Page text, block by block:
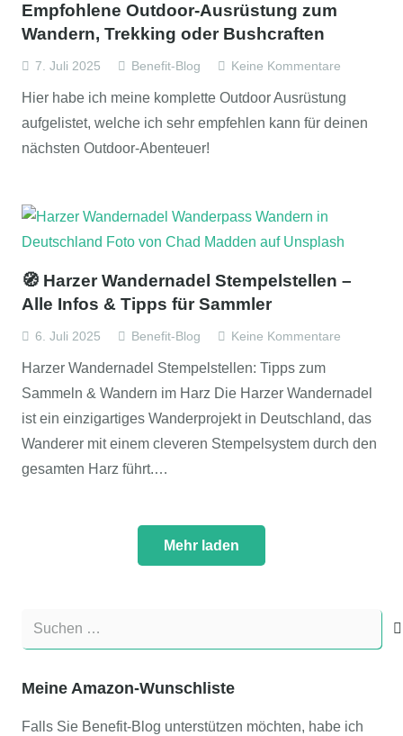
Empfohlene Outdoor-Ausrüstung zum
Wandern, Trekking oder Bushcraften
7. Juli 2025 Benefit-Blog Keine Kommentare
Hier habe ich meine komplette Outdoor Ausrüstung
aufgelistet, welche ich sehr empfehlen kann für deinen
nächsten Outdoor-Abenteuer!
🧭 Harzer Wandernadel Stempelstellen –
Alle Infos & Tipps für Sammler
6. Juli 2025 Benefit-Blog Keine Kommentare
Harzer Wandernadel Stempelstellen: Tipps zum
Sammeln & Wandern im Harz Die Harzer Wandernadel
ist ein einzigartiges Wanderprojekt in Deutschland, das
Wanderer mit einem cleveren Stempelsystem durch den
gesamten Harz führt.…
Mehr laden
Suchen
nach:
Meine Amazon-Wunschliste
Falls Sie Benefit-Blog unterstützen möchten, habe ich